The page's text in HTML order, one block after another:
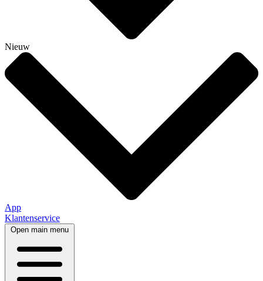
Nieuw
App
Klantenservice
Open main menu